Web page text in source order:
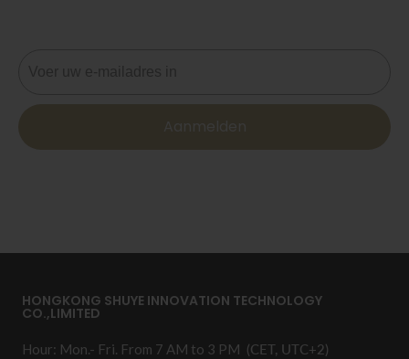
HONGKONG SHUYE INNOVATION TECHNOLOGY
CO.,LIMITED
Hour: Mon.- Fri. From 7 AM to 3 PM (CET, UTC+2)